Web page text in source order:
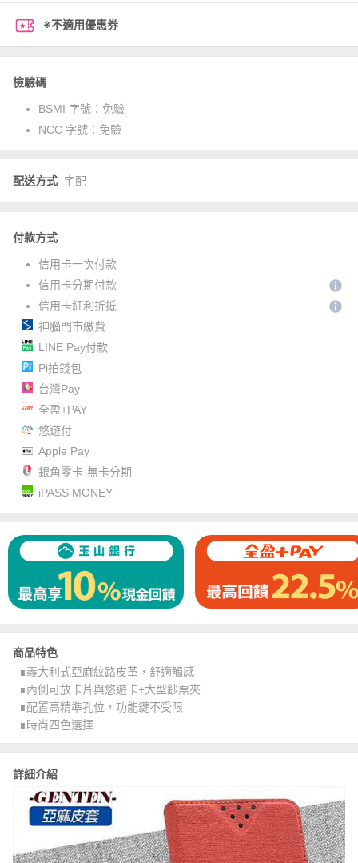
※不適用優惠券
檢驗碼
BSMI 字號： 免驗
NCC 字號： 免驗
配送方式 宅配
付款方式
信用卡一次付款
信用卡分期付款
信用卡紅利折抵
神腦門市繳費
LINE Pay付款
Pi拍錢包
台灣Pay
全盈+PAY
悠遊付
Apple Pay
銀角零卡-無卡分期
iPASS MONEY
商品特色
∎義大利式亞麻紋路皮革，舒適觸感
∎內側可放卡片與悠遊卡+大型鈔票夾
∎配置高精準孔位，功能鍵不受限
∎時尚四色選擇
詳細介紹